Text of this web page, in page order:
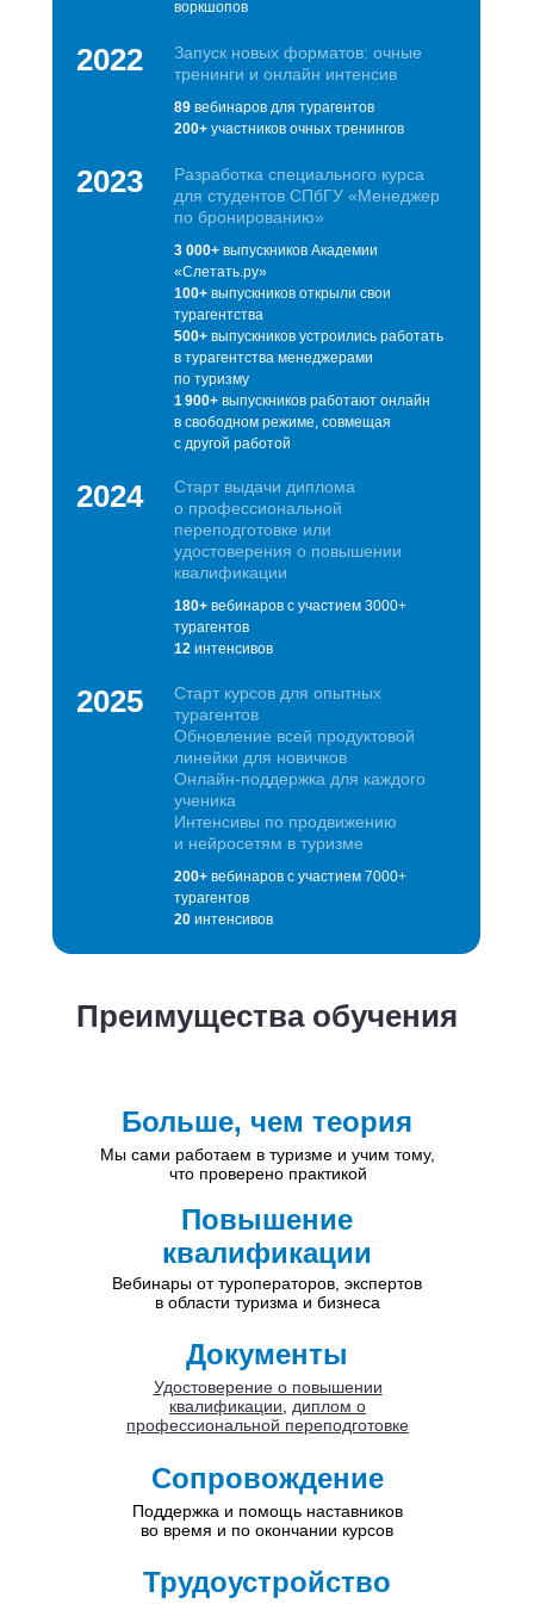
2022
2023
Разработка специального курса
для студентов СПбГУ «Менеджер
по бронированию»
3 000+ выпускников Академии
«Слетать.ру»
100+ выпускников открыли свои
турагентства
500+ выпускников устроились работать
в турагентства менеджерами
по туризму
1 900+ выпускников работают онлайн
в свободном режиме, совмещая
с другой работой
180+ вебинаров с участием 3000+
турагентов
12 интенсивов
Старт выдачи диплома
о профессиональной
переподготовке или
удостоверения о повышении
квалификации
200+ вебинаров с участием 7000+
турагентов
20 интенсивов
Старт курсов для опытных
турагентов
Обновление всей продуктовой
линейки для новичков
Онлайн-поддержка для каждого
ученика
Интенсивы по продвижению
и нейросетям в туризме
2025
2024
воркшопов
Запуск новых форматов: очные
тренинги и онлайн интенсив
89 вебинаров для турагентов
200+ участников очных тренингов
Преимущества обучения
Повышение
квалификации
Больше, чем теория
Документы
Сопровождение
Мы сами работаем в туризме и учим тому,
что проверено практикой
Вебинары от туроператоров, экспертов
в области туризма и бизнеса
Удостоверение о повышении
квалификации
диплом о
профессиональной переподготовке
Поддержка и помощь наставников
во время и по окончании курсов
Трудоустройство